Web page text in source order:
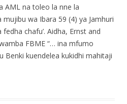
AML na toleo la nne la
mujibu wa Ibara 59 (4) ya Jamhuri
chafu’. Aidha, Ernst and
FBME “… ina mfumo
Benki kuendelea kukidhi mahitaji